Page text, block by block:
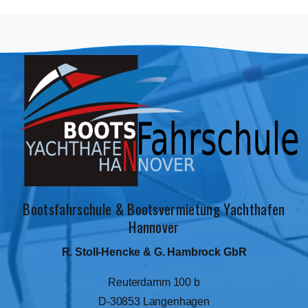
Bootsfahrschule & Bootsvermietung Yachthafen
Hannover
R. Stoll-Hencke & G. Hambrock GbR
Reuterdamm 100 b
D-30853 Langenhagen